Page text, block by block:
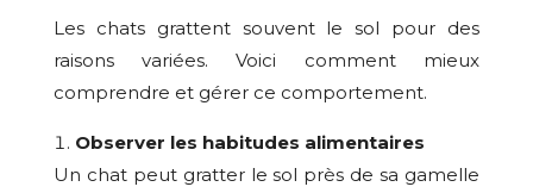
Les chats grattent souvent le sol pour des
raisons variées. Voici comment mieux
comprendre et gérer ce comportement.
Observer les habitudes alimentaires
Un chat peut gratter le sol près de sa gamelle